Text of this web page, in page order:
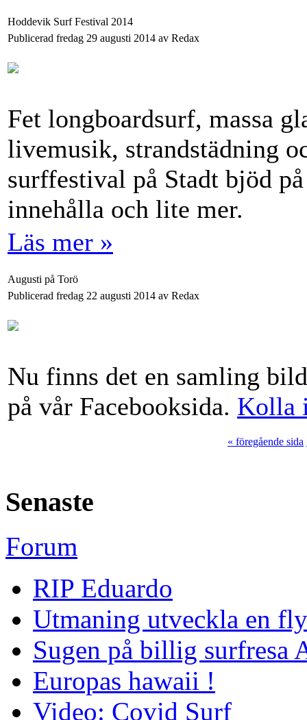
Hoddevik Surf Festival 2014
Publicerad fredag 29 augusti 2014 av Redax
Fet longboardsurf, massa
livemusik, strandstädning
surffestival på Stadt bjöd
innehålla och lite mer.
Läs mer »
Augusti på Torö
Publicerad fredag 22 augusti 2014 av Redax
Nu finns det en samling
på vår Facebooksida. Kolla
« föregående sida
Senaste
Forum
RIP Eduardo
Utmaning utveckla en
Sugen på billig surfresa
Europas hawaii !
Video: Covid Surf